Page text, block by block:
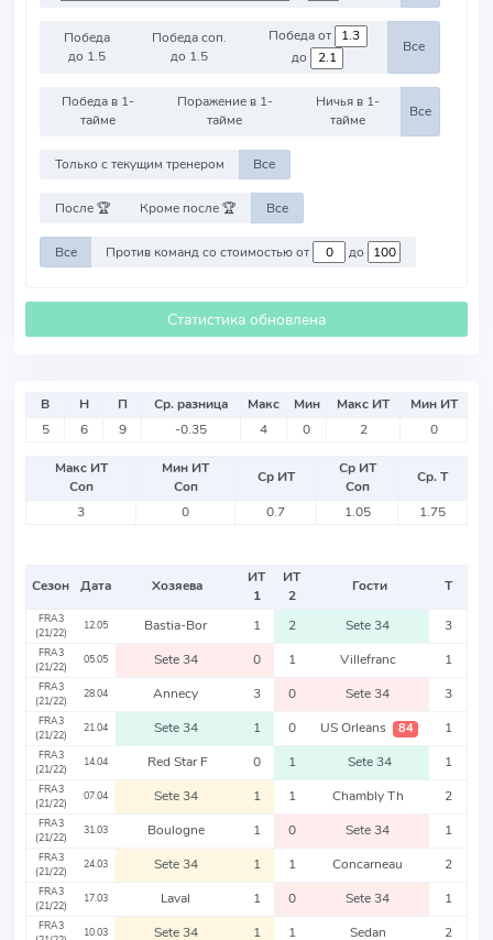
Победа
до 1.5
Победа соп.
до 1.5
Победа от
до
Все
Победа в 1-
тайме
Поражение в 1-
тайме
Ничья в 1-
тайме
Все
Только с текущим тренером Все
После 🏆 Кроме после 🏆 Все
Все Против команд со стоимостью от до
Статистика обновлена
В Н П Ср. разница Макс Мин Макс ИТ
Мин ИТ
5
6 9 -0.35 4 0 2 0
Макс ИТ
Соп
Мин ИТ
Соп
Ср ИТ
Ср ИТ
Соп
Ср. Т
3
0 0.7 1.05 1.75
Сезон Дата Хозяева
ИТ
1
ИТ
2
Гости Т
FRA3
(21/22)
12.05 Bastia-Bor 1 2 Sete 34 3
FRA3
(21/22)
05.05 Sete 34 0 1 Villefranc 1
FRA3
(21/22)
28.04 Annecy 3 0 Sete 34 3
FRA3
(21/22)
21.04 Sete 34 1 0 US Orleans 84 1
FRA3
(21/22)
14.04 Red Star F 0 1 Sete 34 1
FRA3
(21/22)
07.04 Sete 34 1 1 Chambly Th 2
FRA3
(21/22)
31.03 Boulogne 1 0 Sete 34 1
FRA3
(21/22)
24.03 Sete 34 1 1 Concarneau 2
FRA3
(21/22)
17.03 Laval 1 0 Sete 34 1
FRA3
10.03 Sete 34 1 1 Sedan 2